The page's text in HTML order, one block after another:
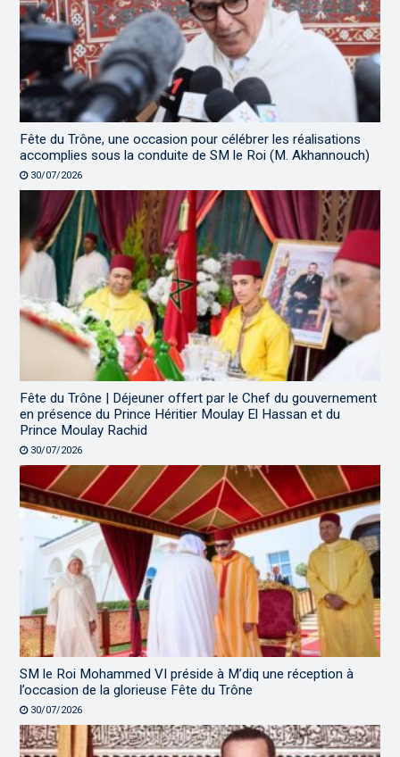
Fête du Trône, une occasion pour célébrer les réalisations
accomplies sous la conduite de SM le Roi (M. Akhannouch)
30/07/2026
Fête du Trône | Déjeuner offert par le Chef du gouvernement
en présence du Prince Héritier Moulay El Hassan et du
Prince Moulay Rachid
30/07/2026
SM le Roi Mohammed VI préside à M’diq une réception à
l’occasion de la glorieuse Fête du Trône
30/07/2026